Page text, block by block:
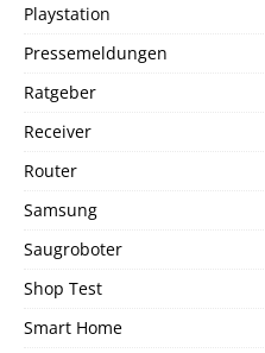
Playstation
Pressemeldungen
Ratgeber
Receiver
Router
Samsung
Saugroboter
Shop Test
Smart Home